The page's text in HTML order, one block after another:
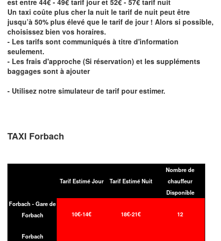
est entre 44€ - 49€ tarif jour et 52€ - 57€ tarif nuit
Un taxi coûte plus cher la nuit le tarif de nuit peut être
jusqu’à 50% plus élevé que le tarif de jour ! Alors si possible,
choisissez bien vos horaires.
- Les tarifs sont communiqués à titre d'information
seulement.
- Les frais d'approche (Si réservation) et les suppléments
baggages sont à ajouter
- Utilisez notre simulateur de tarif pour estimer.
TAXI Forbach
Tarif Estimé Jour Tarif Estimé Nuit
Nombre de
chauffeur
Disponible
Forbach - Gare de
Forbach
10€-14€ 18€-21€ 12
Forbach